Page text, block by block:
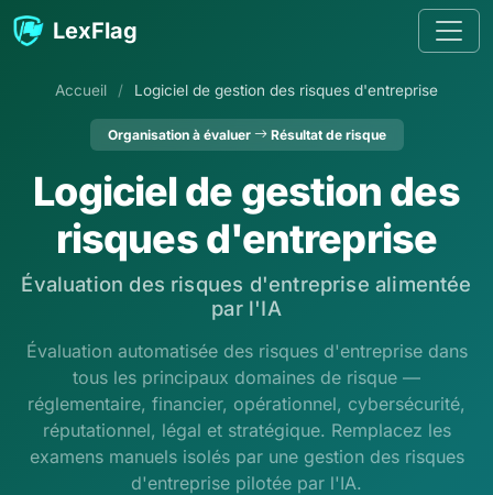
Passer au contenu
LexFlag
Accueil / Logiciel de gestion des risques d'entreprise
Organisation à évaluer Résultat de risque
Logiciel de gestion des
risques d'entreprise
Évaluation des risques d'entreprise alimentée
par l'IA
Évaluation automatisée des risques d'entreprise dans
tous les principaux domaines de risque —
réglementaire, financier, opérationnel, cybersécurité,
réputationnel, légal et stratégique. Remplacez les
examens manuels isolés par une gestion des risques
d'entreprise pilotée par l'IA.